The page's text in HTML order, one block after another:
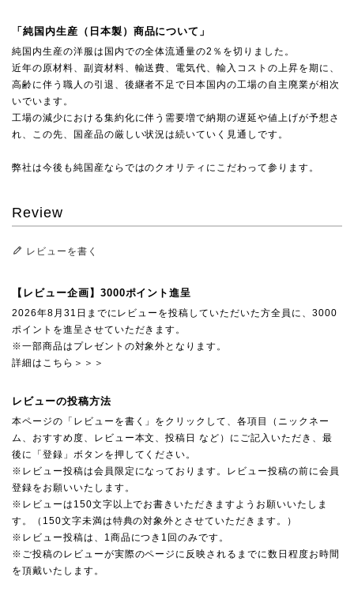
「純国内生産（日本製）商品について」
純国内生産の洋服は国内での全体流通量の2％を切りました。
近年の原材料、副資材料、輸送費、電気代、輸入コストの上昇を期に、
高齢に伴う職人の引退、後継者不足で日本国内の工場の自主廃業が相次
いでいます。
工場の減少における集約化に伴う需要増で納期の遅延や値上げが予想さ
れ、この先、国産品の厳しい状況は続いていく見通しです。
弊社は今後も純国産ならではのクオリティにこだわって参ります。
Review
レビューを書く
【レビュー企画】3000ポイント進呈
2026年8月31日までにレビューを投稿していただいた方全員に、3000
ポイントを進呈させていただきます。
※一部商品はプレゼントの対象外となります。
詳細はこちら＞＞＞
レビューの投稿方法
本ページの「レビューを書く」をクリックして、各項目（ニックネー
ム、おすすめ度、レビュー本文、投稿日 など）にご記入いただき、最
後に「登録」ボタンを押してください。
※レビュー投稿は会員限定になっております。レビュー投稿の前に会員
登録をお願いいたします。
※レビューは150文字以上でお書きいただきますようお願いいたしま
す。（150文字未満は特典の対象外とさせていただきます。）
※レビュー投稿は、1商品につき1回のみです。
※ご投稿のレビューが実際のページに反映されるまでに数日程度お時間
を頂戴いたします。